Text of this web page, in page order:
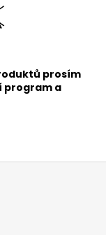
prosím
program a